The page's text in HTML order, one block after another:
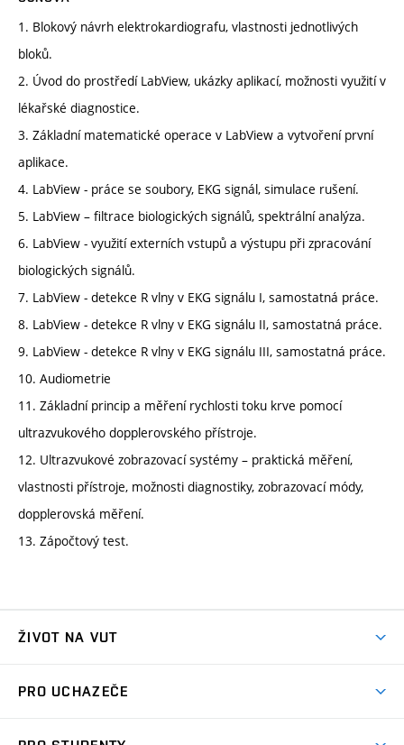
1. Blokový návrh elektrokardiografu, vlastnosti jednotlivých
bloků.
2. Úvod do prostředí LabView, ukázky aplikací, možnosti využití v
lékařské diagnostice.
3. Základní matematické operace v LabView a vytvoření první
aplikace.
4. LabView - práce se soubory, EKG signál, simulace rušení.
5. LabView – filtrace biologických signálů, spektrální analýza.
6. LabView - využití externích vstupů a výstupu při zpracování
biologických signálů.
7. LabView - detekce R vlny v EKG signálu I, samostatná práce.
8. LabView - detekce R vlny v EKG signálu II, samostatná práce.
9. LabView - detekce R vlny v EKG signálu III, samostatná práce.
10. Audiometrie
11. Základní princip a měření rychlosti toku krve pomocí
ultrazvukového dopplerovského přístroje.
12. Ultrazvukové zobrazovací systémy – praktická měření,
vlastnosti přístroje, možnosti diagnostiky, zobrazovací módy,
dopplerovská měření.
13. Zápočtový test.
ŽIVOT NA VUT
Koleje
PRO UCHAZEČE